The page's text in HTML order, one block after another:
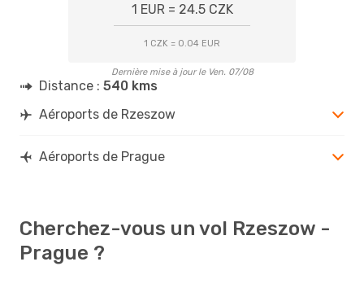
1 EUR = 24.5 CZK
1 CZK = 0.04 EUR
Dernière mise à jour le Ven. 07/08
Distance : 540 kms
Aéroports de Rzeszow
Aéroports de Prague
Cherchez-vous un vol Rzeszow -
Prague ?